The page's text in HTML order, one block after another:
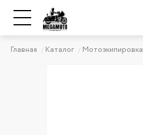
Главная Каталог Мотоэкипировка